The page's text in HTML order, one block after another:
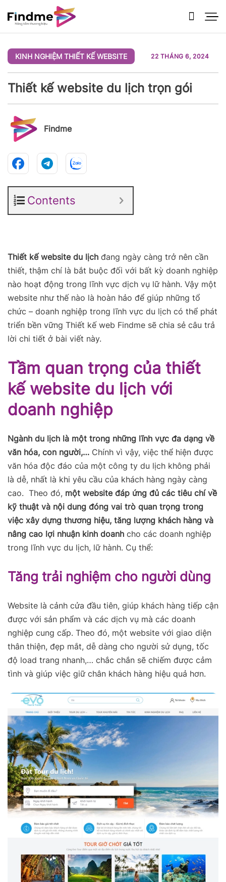
qua
nội
KINH NGHIỆM THIẾT KẾ WEBSITE 22 THÁNG 6, 2024
Thiết kế website du lịch trọn gói
Findme
Contents
Thiết kế website du lịch đang ngày càng trở nên cần
thiết, thậm chí là bắt buộc đối với bất kỳ doanh nghiệp
nào hoạt động trong lĩnh vực dịch vụ lữ hành. Vậy một
website như thế nào là hoàn hảo để giúp những tổ
chức – doanh nghiệp trong lĩnh vực du lịch có thể phát
triển bền vững Thiết kế web Findme sẽ chia sẻ câu trả
lời chi tiết ở bài viết này.
Tầm quan trọng của thiết
kế website du lịch với
doanh nghiệp
Ngành du lịch là một trong những lĩnh vực đa dạng về
văn hóa, con người,… Chính vì vậy, việc thể hiện được
văn hóa độc đáo của một công ty du lịch không phải
là dễ, nhất là khi yêu cầu của khách hàng ngày càng
cao. Theo đó, một website đáp ứng đủ các tiêu chí về
kỹ thuật và nội dung đóng vai trò quan trọng trong
việc xây dựng thương hiệu, tăng lượng khách hàng và
nâng cao lợi nhuận kinh doanh cho các doanh nghiệp
trong lĩnh vực du lịch, lữ hành. Cụ thể:
Tăng trải nghiệm cho người dùng
Website là cảnh cửa đầu tiên, giúp khách hàng tiếp cận
được với sản phẩm và các dịch vụ mà các doanh
nghiệp cung cấp. Theo đó, một website với giao diện
thân thiện, đẹp mắt, dễ dàng cho người sử dụng, tốc
độ load trang nhanh,… chắc chắn sẽ chiếm được cảm
tình và giúp việc giữ chân khách hàng hiệu quả hơn.